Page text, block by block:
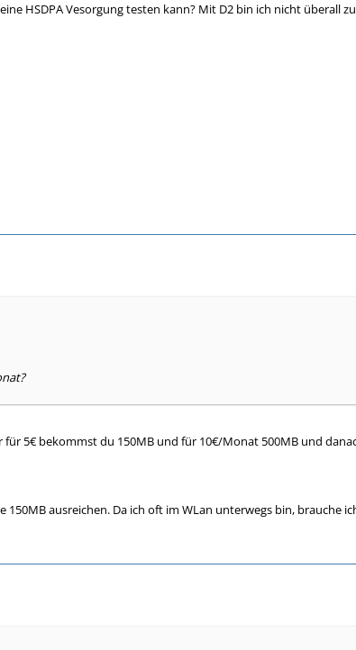
HSDPA Vesorgung testen kann? Mit D2 bin ich nicht überall
5€ bekommst du 150MB und für 10€/Monat 500MB und
ausreichen. Da ich oft im WLan unterwegs bin, brauche